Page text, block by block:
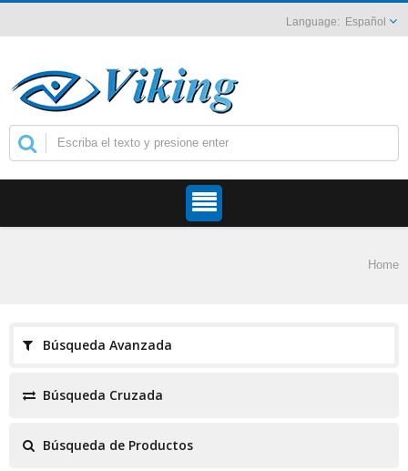
Español
Home
Búsqueda Avanzada
Búsqueda Cruzada
Búsqueda de Productos